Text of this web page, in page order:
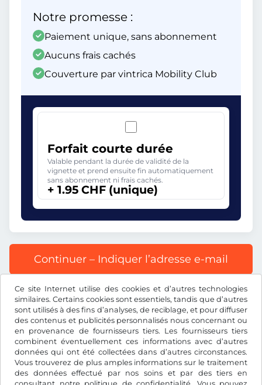
Ce site Internet utilise des cookies et d’autres technologies
similaires. Certains cookies sont essentiels, tandis que d’autres
sont utilisés à des fins d’analyses, de reciblage, et pour diffuser
des contenus et publicités personnalisés nous concernant ou
en provenance de fournisseurs tiers. Les fournisseurs tiers
combinent éventuellement ces informations avec d’autres
données qui ont été collectées dans d’autres circonstances.
Vous trouverez de plus amples informations sur le traitement
des données effectué par nos soins et par des tiers en
Notre promesse :
Paiement unique, sans abonnement
Aucuns frais cachés
Couverture par vintrica Mobility Club
Forfait courte durée
Valable pendant la durée de validité de la
vignette et prend ensuite fin automatiquement
sans abonnement ni frais cachés.
+ 1.95 CHF (unique)
Continuer – Indiquer l’adresse e-mail
Tous les prix s’entendent TVA incluse.
CHF